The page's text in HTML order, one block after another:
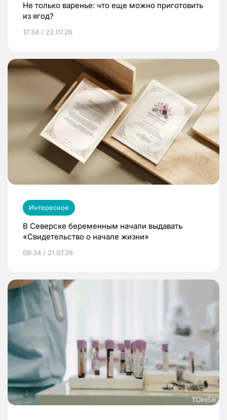
Не только варенье: что еще можно приготовить
из ягод?
17:34 / 22.07.26
Интересное
В Северске беременным начали выдавать
«Свидетельство о начале жизни»
09:34 / 21.07.26